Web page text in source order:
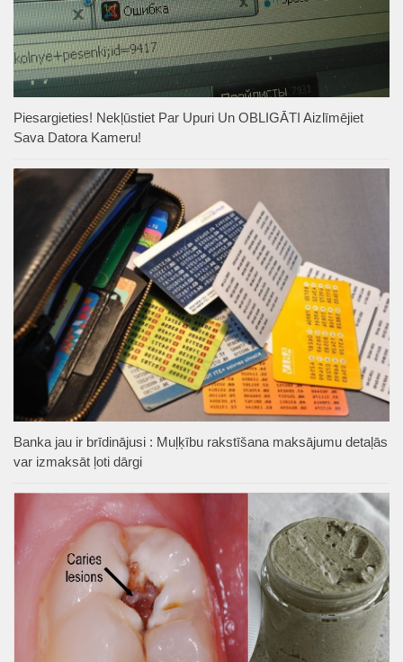
Piesargieties! Nekļūstiet Par Upuri Un OBLIGĀTI Aizlīmējiet
Sava Datora Kameru!
Banka jau ir brīdinājusi : Muļķību rakstīšana maksājumu detaļās
var izmaksāt ļoti dārgi